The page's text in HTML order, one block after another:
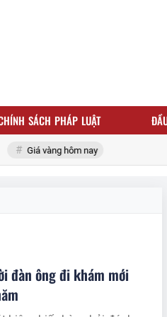
SÁCH PHÁP LUẬT
Giá vàng hôm nay
đàn ông đi khám mới